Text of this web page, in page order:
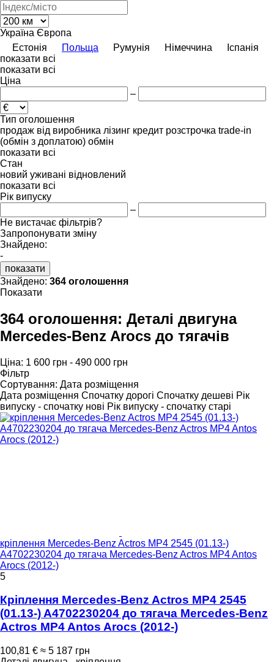
Україна Європа
Естонія
Польща Румунія Німеччина
Іспанія
показати всі
показати всі
Ціна
–
Тип оголошення
продаж від виробника лізинг кредит розстрочка trade-in
(обмін з доплатою) обмін
показати всі
Стан
новий уживані відновлений
показати всі
Рік випуску
–
Не вистачає фільтрів?
Запропонувати зміну
Знайдено:
-
показати
Знайдено: 364 оголошення
Показати
364 оголошення: Деталі двигуна
Mercedes-Benz Arocs до тягачів
Ціна: 1 600 грн - 490 000 грн
Фільтр
Сортування: Дата розміщення
Дата розміщення Спочатку дорогі Спочатку дешеві Рік
випуску - спочатку нові Рік випуску - спочатку старі
кріплення Mercedes-Benz Actros MP4 2545 (01.13-)
A4702230204 до тягача Mercedes-Benz Actros MP4 Antos
Arocs (2012-)
5
Кріплення Mercedes-Benz Actros MP4 2545
(01.13-) A4702230204 до тягача Mercedes-Benz
Actros MP4 Antos Arocs (2012-)
100,81 € ≈ 5 187 грн